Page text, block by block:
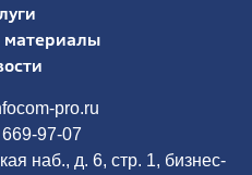
pro.ru
97-07
наб., д. 6, стр. 1, бизнес-